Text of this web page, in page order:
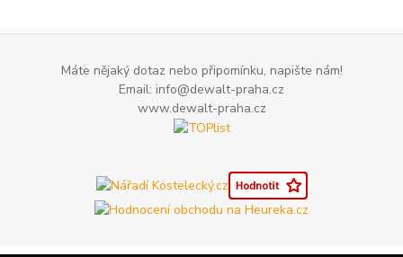
Máte nějaký dotaz nebo připomínku, napište nám!
Email: info@dewalt-praha.cz
www.dewalt-praha.cz